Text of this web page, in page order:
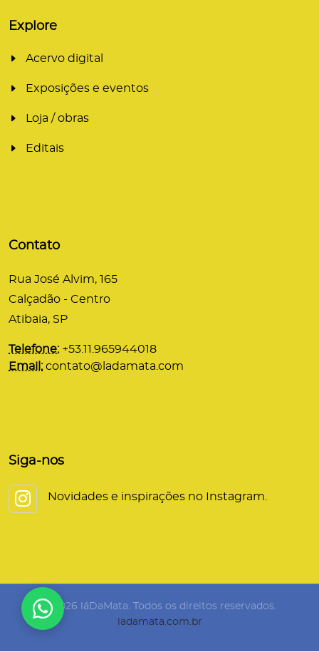
Explore
Acervo digital
Exposições e eventos
Loja / obras
Editais
Contato
Rua José Alvim, 165
Calçadão - Centro
Atibaia, SP
Telefone: +53.11.965944018
Email: contato@ladamata.com
Siga-nos
Novidades e inspirações no Instagram.
© 2026 láDaMata. Todos os direitos reservados.
ladamata.com.br